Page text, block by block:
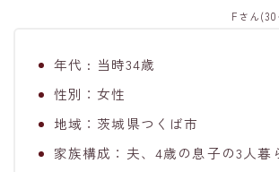
年代 : 当時34歳
性別：女性
地域：茨城県つくば市
家族構成：夫、4歳の息子の3人暮
Fさん